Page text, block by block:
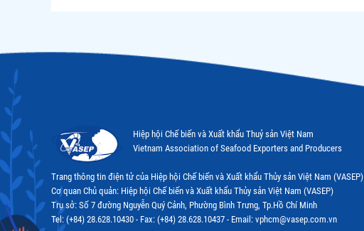
Hiệp hội Chế biến và Xuất khẩu Thuỷ sản Việt Nam
Vietnam Association of Seafood Exporters and Producers
Trang thông tin điện tử của Hiệp hội Chế biến và Xuất khẩu Thủy sản Việt Nam (VASEP)
Cơ quan Chủ quản: Hiệp hội Chế biến và Xuất khẩu Thủy sản Việt Nam (VASEP)
Trụ sở: Số 7 đường Nguyễn Quý Cảnh, Phường Bình Trưng, Tp.Hồ Chí Minh
Tel: (+84) 28.628.10430 - Fax: (+84) 28.628.10437 - Email: vphcm@vasep.com.vn